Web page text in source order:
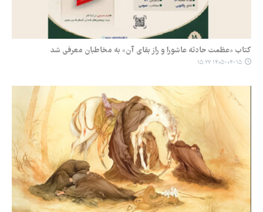
کتاب «عظمت حادثه عاشورا و راز بقای آن» به مخاطبان معرفی شد
۱۴۰۵-۰۴-۱۵ ۱۵:۲۷